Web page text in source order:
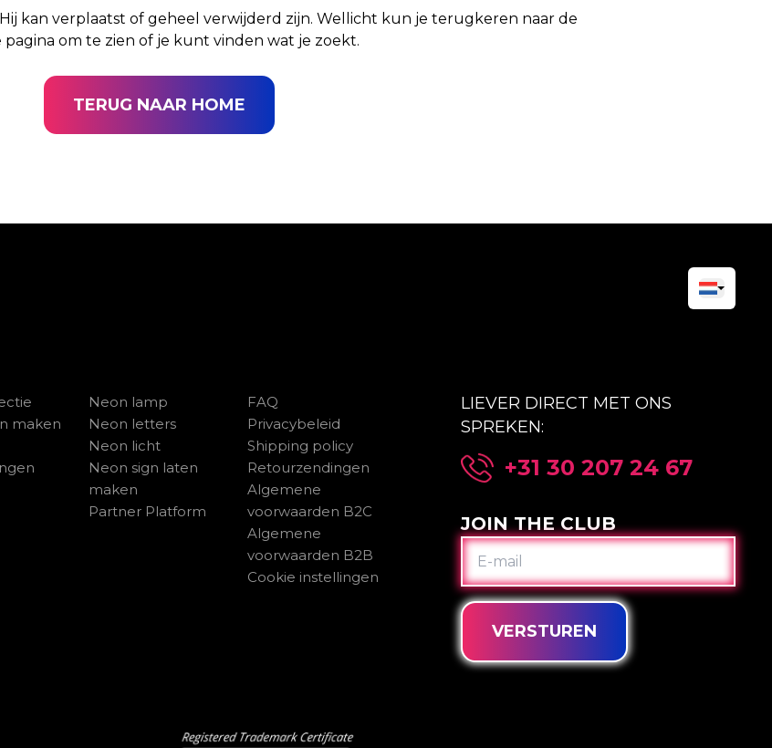
kan verplaatst of geheel verwijderd zijn. Wellicht kun je terugkeren naar de
pagina om te zien of je kunt vinden wat je zoekt.
TERUG NAAR HOME
maken
Neon lamp
Neon letters
Neon licht
Neon sign laten
maken
Partner Platform
FAQ
Privacybeleid
Shipping policy
Retourzendingen
Algemene
voorwaarden B2C
Algemene
voorwaarden B2B
Cookie instellingen
LIEVER DIRECT MET ONS
SPREKEN:
+31 30 207 24 67
JOIN THE CLUB
E-
MAIL
VERSTUREN